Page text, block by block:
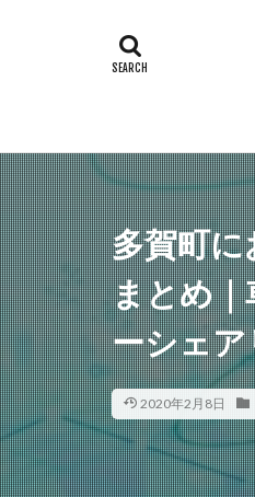
多賀町
まとめ
ーシェ
2020年2月8日